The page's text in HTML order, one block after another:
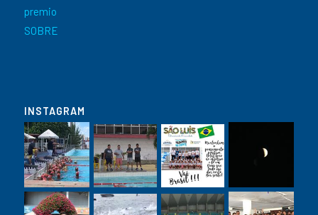
premio
SOBRE
INSTAGRAM